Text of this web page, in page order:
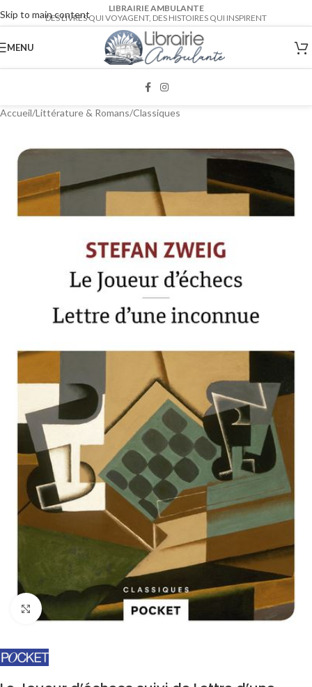
Skip to main content
LIBRAIRIE AMBULANTE
DES LIVRES QUI VOYAGENT, DES HISTOIRES QUI INSPIRENT
MENU
Accueil/Littérature & Romans/Classiques
Click to enlarge